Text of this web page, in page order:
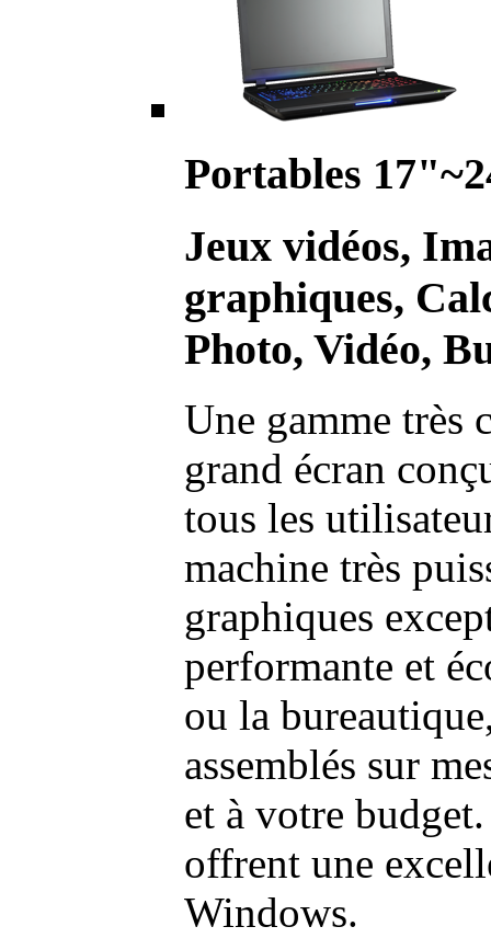
Portables
Jeux vidéos,
graphiques,
Photo, Vidéo,
Une gamme très
grand écran
tous les
machine très
graphiques
performante et
ou la
assemblés sur
et à votre
offrent une
Windows.